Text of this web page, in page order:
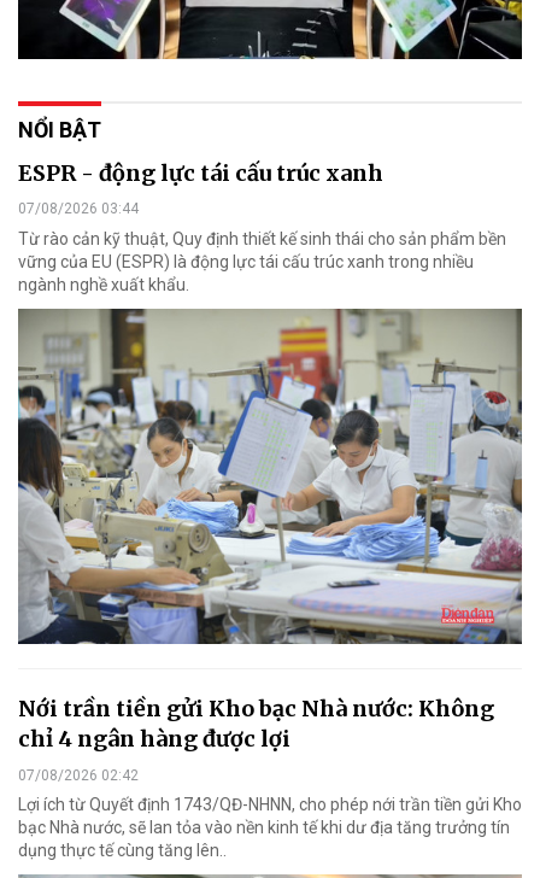
NỔI BẬT
ESPR - động lực tái cấu trúc xanh
07/08/2026 03:44
Từ rào cản kỹ thuật, Quy định thiết kế sinh thái cho sản phẩm bền
vững của EU (ESPR) là động lực tái cấu trúc xanh trong nhiều
ngành nghề xuất khẩu.
Nới trần tiền gửi Kho bạc Nhà nước: Không
chỉ 4 ngân hàng được lợi
07/08/2026 02:42
Lợi ích từ Quyết định 1743/QĐ-NHNN, cho phép nới trần tiền gửi Kho
bạc Nhà nước, sẽ lan tỏa vào nền kinh tế khi dư địa tăng trưởng tín
dụng thực tế cùng tăng lên..